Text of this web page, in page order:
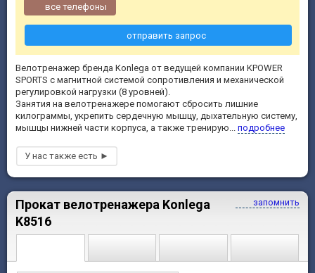
Велотренажер бренда Konlega от ведущей компании KPOWER
SPORTS с магнитной системой сопротивления и механической
регулировкой нагрузки (8 уровней).
Занятия на велотренажере помогают сбросить лишние
килограммы, укрепить сердечную мышцу, дыхательную систему,
мышцы нижней части корпуса, а также тренирую... подробнее
все телефоны
отправить запрос
запомнить
Прокат велотренажера Konlega
K8516